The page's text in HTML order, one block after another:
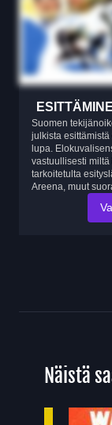
Suomen
julkista
lupa.
vastuullisesti
tarkoitetulta
Areena, muut
Näistä